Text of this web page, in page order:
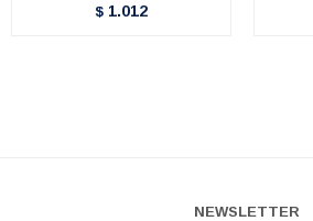
$ 1.012
NEWSLETTER